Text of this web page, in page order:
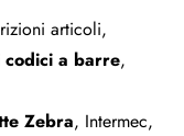
articoli,
codici a barre,
Zebra, Intermec,